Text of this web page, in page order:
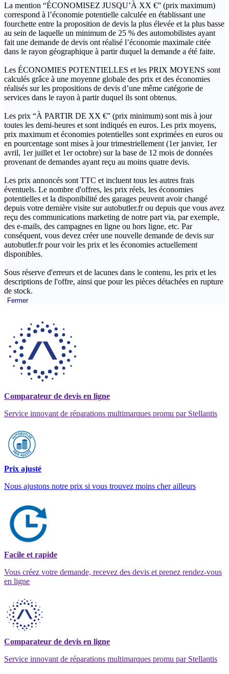
La mention “ÉCONOMISEZ JUSQU’À XX €” (prix maximum)
correspond à l’économie potentielle calculée en établissant une
fourchette entre la proposition de devis la plus élevée et la plus basse
au sein de laquelle un minimum de 25 % des automobilistes ayant
fait une demande de devis ont réalisé l’économie maximale citée
dans le rayon géographique à partir duquel la demande a été faite.
Les ÉCONOMIES POTENTIELLES et les PRIX MOYENS sont
calculés grâce à une moyenne globale des prix et des économies
réalisés sur les propositions de devis d’une même catégorie de
services dans le rayon à partir duquel ils sont obtenus.
Les prix “À PARTIR DE XX €” (prix minimum) sont mis à jour
toutes les demi-heures et sont indiqués en euros. Les prix moyens,
prix maximum et économies potentielles sont exprimées en euros ou
en pourcentage sont mises à jour trimestriellement (1er janvier, 1er
avril, 1er juillet et 1er octobre) sur la base de 12 mois de données
provenant de demandes ayant reçu au moins quatre devis.
Les prix annoncés sont TTC et incluent tous les autres frais
éventuels. Le nombre d'offres, les prix réels, les économies
potentielles et la disponibilité des garages peuvent avoir changé
depuis votre dernière visite sur autobutler.fr ou depuis que vous avez
reçu des communications marketing de notre part via, par exemple,
des e-mails, des campagnes en ligne ou hors ligne, etc. Par
conséquent, vous devez créer une nouvelle demande de devis sur
autobutler.fr pour voir les prix et les économies actuellement
disponibles.
Sous réserve d'erreurs et de lacunes dans le contenu, les prix et les
descriptions de l'offre, ainsi que pour les pièces détachées en rupture
de stock.
Fermer
Comparateur de devis en ligne
Service innovant de réparations multimarques promu par Stellantis
Prix ajusté
Nous ajustons notre prix si vous trouvez moins cher ailleurs
Facile et rapide
Vous créez votre demande, recevez des devis et prenez rendez-vous
en ligne
Comparateur de devis en ligne
Service innovant de réparations multimarques promu par Stellantis